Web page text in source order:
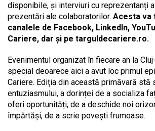
disponibile, și interviuri cu reprezentanți
prezentări ale colaboratorilor. Acesta va
canalele de Facebook, LinkedIn,
Cariere, dar și pe targuldecariere.ro.
Evenimentul organizat în fiecare an la
special deoarece aici a avut loc primul
Cariere. Ediția din această primăvară stă
entuziasmului, a dorinței de a socializa
oferi oportunități, de a deschide noi
împărtăși, de a scrie povești frumoase.